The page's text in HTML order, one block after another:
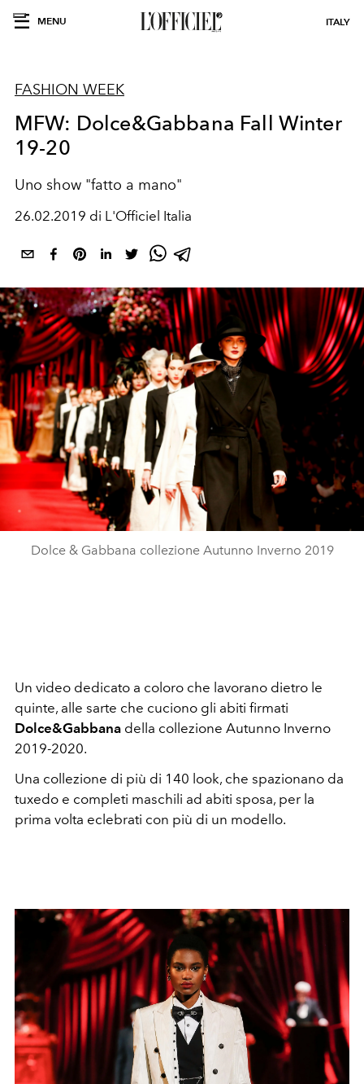
MENU ITALY
FASHION WEEK
MFW: Dolce&Gabbana Fall Winter
19-20
Uno show "fatto a mano"
26.02.2019 di L'Officiel Italia
Dolce & Gabbana collezione Autunno Inverno 2019
Un video dedicato a coloro che lavorano dietro le
quinte, alle sarte che cuciono gli abiti firmati
Dolce&Gabbana della collezione Autunno Inverno
2019-2020.
Una collezione di più di 140 look, che spazionano da
tuxedo e completi maschili ad abiti sposa, per la
prima volta eclebrati con più di un modello.